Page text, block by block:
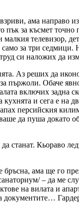
ама направо
за късмет точно
телевизор,
за три седмици.
си наложих да
Аз реших да
пържоли. Обаче
включих задна
кухнята и сега е на
персийския
да пуша докато
станат. Кьораво
бръсна, ама ще го
– да ме
на вилата и